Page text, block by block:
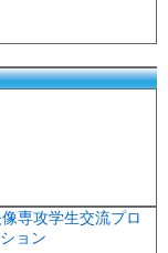
専攻学生交流プロ
ョン